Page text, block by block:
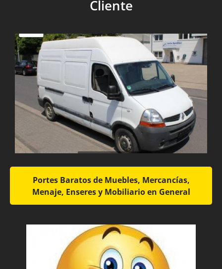
Cliente
Portes Baratos de Muebles, Mercancías,
Menaje, Enseres y Mobiliario en General